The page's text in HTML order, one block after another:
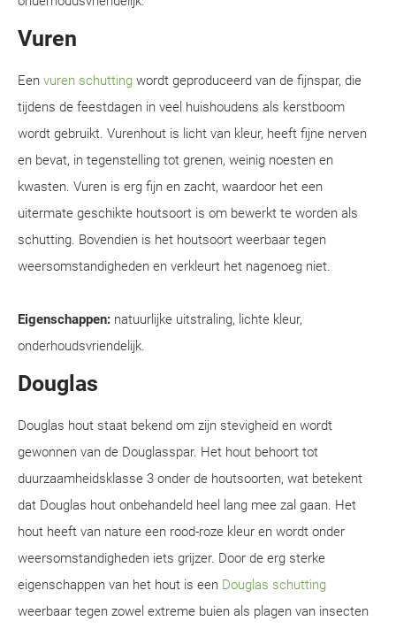
Vuren
Een vuren schutting wordt geproduceerd van de fijnspar, die
tijdens de feestdagen in veel huishoudens als kerstboom
wordt gebruikt. Vurenhout is licht van kleur, heeft fijne nerven
en bevat, in tegenstelling tot grenen, weinig noesten en
kwasten. Vuren is erg fijn en zacht, waardoor het een
uitermate geschikte houtsoort is om bewerkt te worden als
schutting. Bovendien is het houtsoort weerbaar tegen
weersomstandigheden en verkleurt het nagenoeg niet.
Eigenschappen: natuurlijke uitstraling, lichte kleur,
onderhoudsvriendelijk.
Douglas
Douglas hout staat bekend om zijn stevigheid en wordt
gewonnen van de Douglasspar. Het hout behoort tot
duurzaamheidsklasse 3 onder de houtsoorten, wat betekent
dat Douglas hout onbehandeld heel lang mee zal gaan. Het
hout heeft van nature een rood-roze kleur en wordt onder
weersomstandigheden iets grijzer. Door de erg sterke
eigenschappen van het hout is een Douglas schutting
weerbaar tegen zowel extreme buien als plagen van insecten